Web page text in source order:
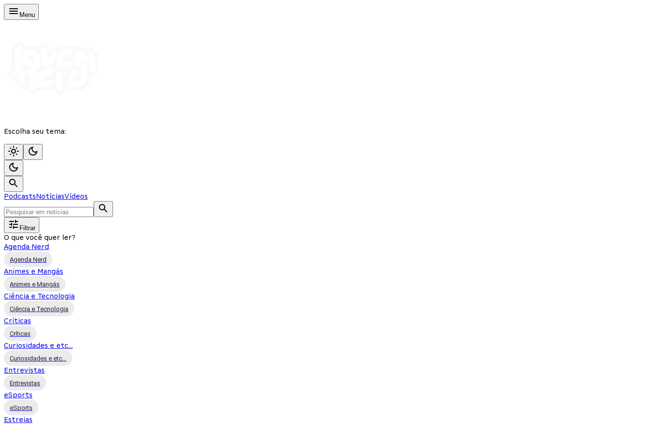
Menu
Escolha seu tema:
PodcastsNotíciasVídeos
Filtrar
O que você quer ler?
Agenda Nerd
Agenda Nerd
Animes e Mangás
Animes e Mangás
Ciência e Tecnologia
Ciência e Tecnologia
Críticas
Críticas
Curiosidades e etc...
Curiosidades e etc...
Entrevistas
Entrevistas
eSports
eSports
Estreias